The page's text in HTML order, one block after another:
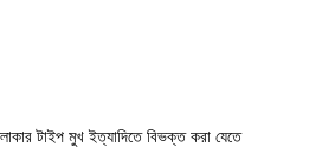
টাইপ মুখ ইত্যাদিতে বিভক্ত করা যেতে